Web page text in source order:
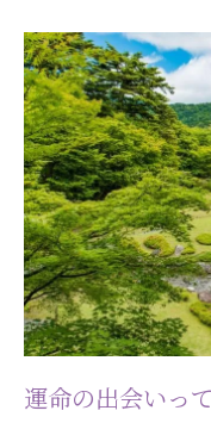
運命の出会いっ